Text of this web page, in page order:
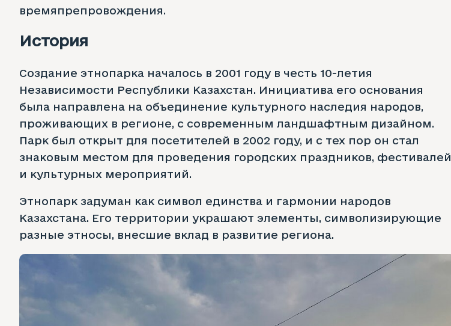
времяпрепровождения.
История
Создание этнопарка началось в 2001 году в честь 10-летия
Независимости Республики Казахстан. Инициатива его основания
была направлена на объединение культурного наследия народов,
проживающих в регионе, с современным ландшафтным дизайном.
Парк был открыт для посетителей в 2002 году, и с тех пор он стал
знаковым местом для проведения городских праздников, фестивалей
и культурных мероприятий.
Этнопарк задуман как символ единства и гармонии народов
Казахстана. Его территории украшают элементы, символизирующие
разные этносы, внесшие вклад в развитие региона.